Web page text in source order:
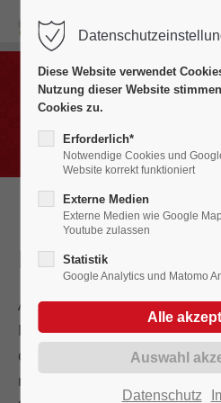
Login
Benutzername
Anmelden
Register|Lost your password?
Support
DerZennenmacher
Anfang der 1950er Jahre
Narrenfigur und die
denen bis heute noch jede
machen bedeutet im
Diese Website verwendet
Nutzung dieser Website
Cookies zu.
Erforderlich*
Notwendige Cookies und
Website korrekt funktioniert
Externe Medien
Externe Medien wie Google
Youtube zulassen
Statistik
Google Analytics und Matomo
Datenschutz